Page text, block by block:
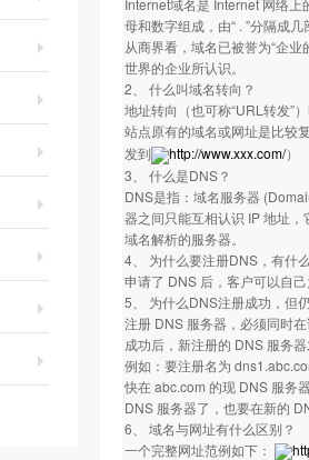
Internet域名是 Internet 网络
母和数字组成，由“ . ”分隔成
从商界看，域名已被誉为“企
世界的企业所认识。
2、 什么叫域名转向？
地址转向（也可称“URL转发”
站点原有的域名或网址是比较
发到
http://www.xxx.com/）
3、 什么是DNS？
DNS是指：域名服务器
器之间只能互相认识 IP 地址
域名解析的服务器。
4、 为什么要注册DNS，有什
申请了 DNS 后，客户可以自
5、 为什么DNS注册成功，但
注册 DNS 服务器，必须同时
成功后，新注册的 DNS 服务
例如：要注册名为
快在 abc.com 的现 DNS 服务
DNS 服务器了，也要在新的
6、 域名与网址有什么区别？
一个完整网址范例如下：